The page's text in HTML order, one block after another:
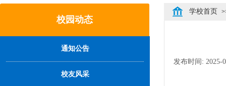
发布时间: 2025-
学校首页
校园动态
通知公告
校友风采